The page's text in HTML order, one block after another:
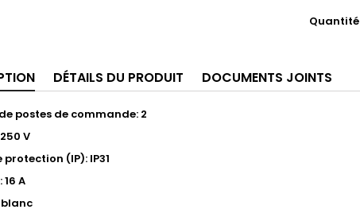
Quantité
DÉTAILS DU PRODUIT DOCUMENTS JOINTS
postes de commande: 2
V
protection (IP): IP31
A